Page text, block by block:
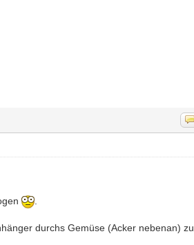
durchs Gemüse (Acker nebenan) zu